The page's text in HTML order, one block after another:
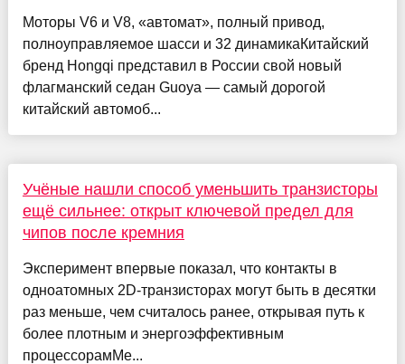
Моторы V6 и V8, «автомат», полный привод,
полноуправляемое шасси и 32 динамикаКитайский
бренд Hongqi представил в России свой новый
флагманский седан Guoya — самый дорогой
китайский автомоб...
Учёные нашли способ уменьшить транзисторы
ещё сильнее: открыт ключевой предел для
чипов после кремния
Эксперимент впервые показал, что контакты в
одноатомных 2D-транзисторах могут быть в десятки
раз меньше, чем считалось ранее, открывая путь к
более плотным и энергоэффективным
процессорамМе...